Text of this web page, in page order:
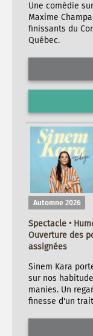
Une comédie
Maxime
finissants du
Québec.
Automne 2026
Spectacle •
Ouverture des
assignées
Sinem Kara
sur nos
manies. Un
finesse d'un